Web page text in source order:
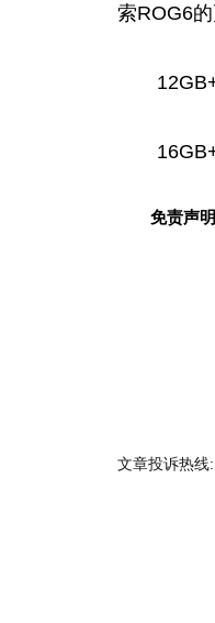
索ROG6的
免责声
文章投诉热